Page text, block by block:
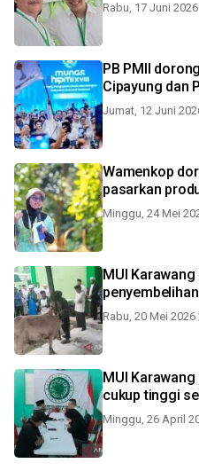
Rabu, 17 Juni
PB PMII
Cipayung dan
Jumat, 12 Juni
Wamenkop
pasarkan
Minggu, 24 Mei
MUI
Rabu, 20 Mei 2026
MUI
cukup tinggi
Minggu, 26 April